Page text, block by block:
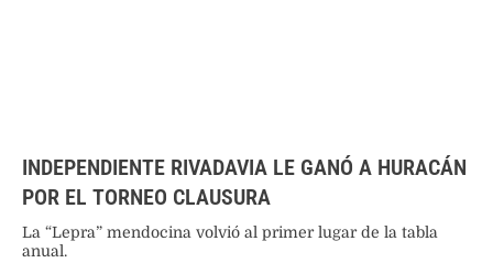
INDEPENDIENTE RIVADAVIA LE GANÓ A HURACÁN
POR EL TORNEO CLAUSURA
La “Lepra” mendocina volvió al primer lugar de la tabla
anual.